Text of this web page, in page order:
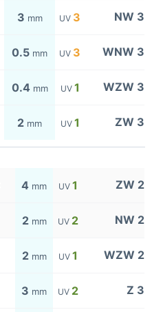
3 mm UV 3 NW 3
0.5 mm UV 3 WNW 3
0.4 mm UV 1 WZW 3
2 mm UV 1 ZW 3
4 mm UV 1 ZW 2
2 mm UV 2 NW 2
2 mm UV 1 WZW 2
3 mm UV 2 Z 3